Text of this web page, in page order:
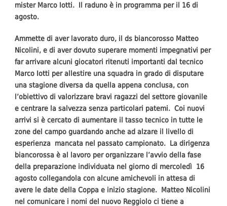
mister Marco Iotti. Il raduno è in programma per il 16 di
agosto.
Ammette di aver lavorato duro, il ds biancorosso Matteo
Nicolini, e di aver dovuto superare momenti impegnativi per
far arrivare alcuni giocatori ritenuti importanti dal tecnico
Marco Iotti per allestire una squadra in grado di disputare
una stagione diversa da quella appena conclusa, con
l’obiettivo di valorizzare bravi ragazzi del settore giovanile
e centrare la salvezza senza particolari patemi. Coi nuovi
arrivi si è cercato di aumentare il tasso tecnico in tutte le
zone del campo guardando anche ad alzare il livello di
esperienza mancata nel passato campionato. La dirigenza
biancorossa è al lavoro per organizzare l’avvio della fase
della preparazione individuata nel giorno di mercoledì 16
agosto collegandola con alcune amichevoli in attesa di
avere le date della Coppa e inizio stagione. Matteo Nicolini
nel comunicare i nomi del nuovo Reggiolo ci tiene a